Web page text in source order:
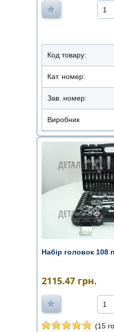
1
Код товару:
Кат. номер:
Зав. номер:
Виробник
Набір головок 108
2115.47 грн.
1
(15